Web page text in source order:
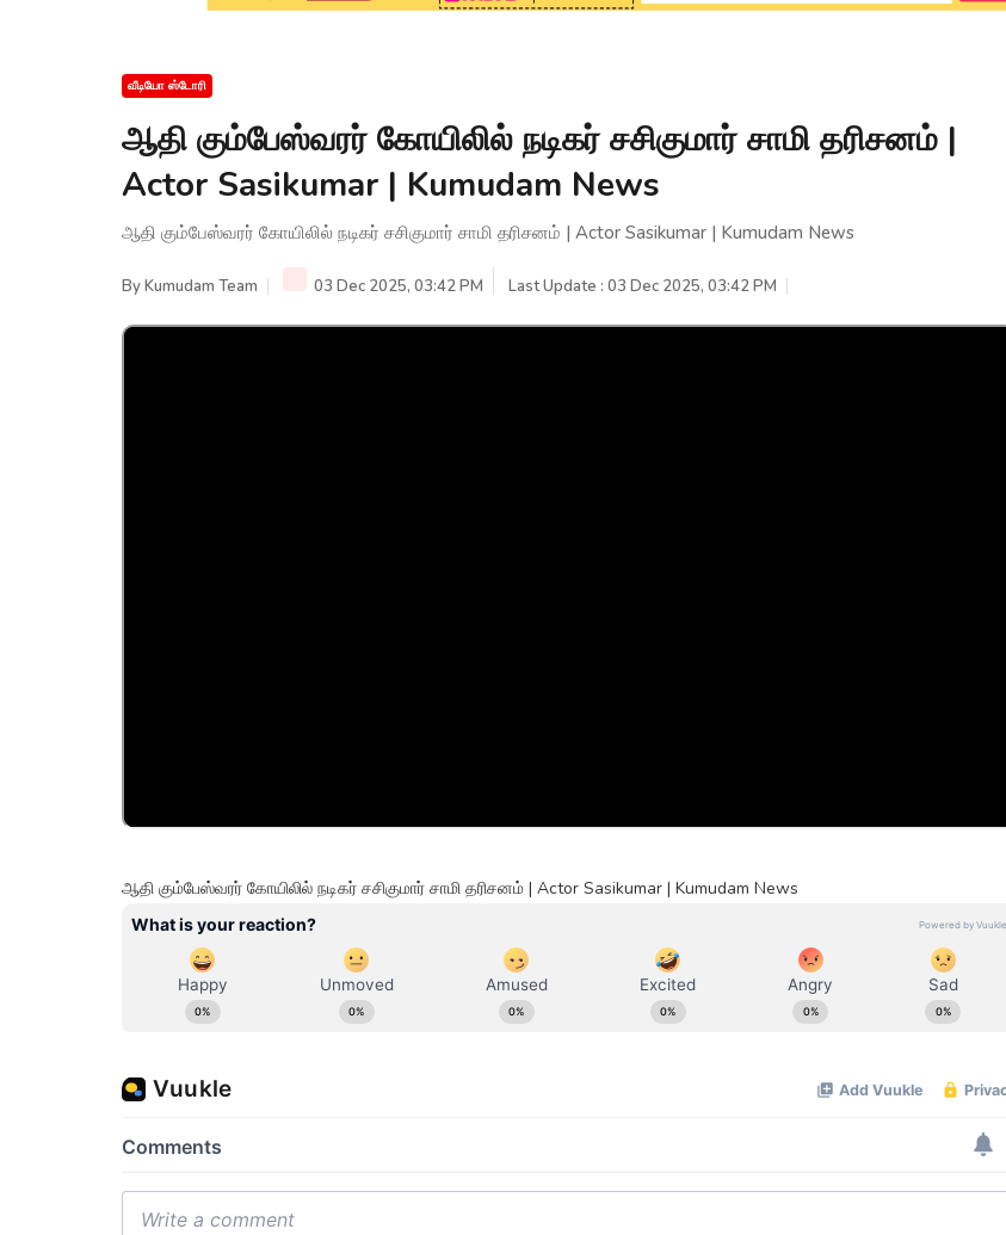
வீடியோ ஸ்டோரி
ஆதி கும்பேஸ்வரர் கோயிலில் நடிகர் சசிகுமார் சாமி தரிசனம் |
Actor Sasikumar | Kumudam News
ஆதி கும்பேஸ்வரர் கோயிலில் நடிகர் சசிகுமார் சாமி தரிசனம் | Actor Sasikumar | Kumudam News
ByKumudam Team 03 Dec 2025, 03:42 PM Last Update : 03 Dec 2025, 03:42 PM
ஆதி கும்பேஸ்வரர் கோயிலில் நடிகர் சசிகுமார் சாமி தரிசனம் | Actor Sasikumar | Kumudam News